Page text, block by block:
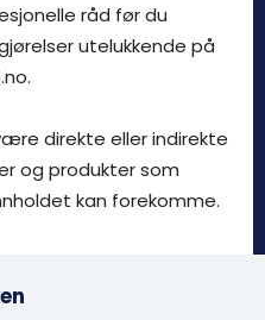
råd før du
utelukkende på
direkte eller indirekte
og produkter som
kan forekomme.